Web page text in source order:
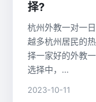
择?
杭州外教一对一
越多杭州居民的
择一家好的外教
选择中，…
2023-10-11